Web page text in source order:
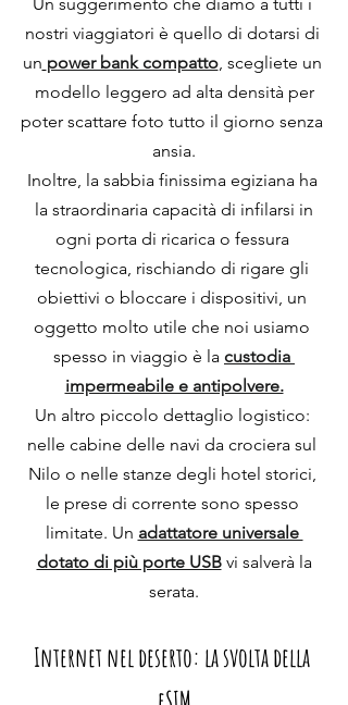
nostri viaggiatori è quello di dotarsi di
un power bank compatto, scegliete un
modello leggero ad alta densità per
poter scattare foto tutto il giorno senza
ansia.
Inoltre, la sabbia finissima egiziana ha
la straordinaria capacità di infilarsi in
ogni porta di ricarica o fessura
tecnologica, rischiando di rigare gli
obiettivi o bloccare i dispositivi, un
oggetto molto utile che noi usiamo
spesso in viaggio è la custodia
impermeabile e antipolvere.
Un altro piccolo dettaglio logistico:
nelle cabine delle navi da crociera sul
Nilo o nelle stanze degli hotel storici,
le prese di corrente sono spesso
limitate. Un adattatore universale
dotato di più porte USB vi salverà la
serata.
Internet nel deserto: la svolta della